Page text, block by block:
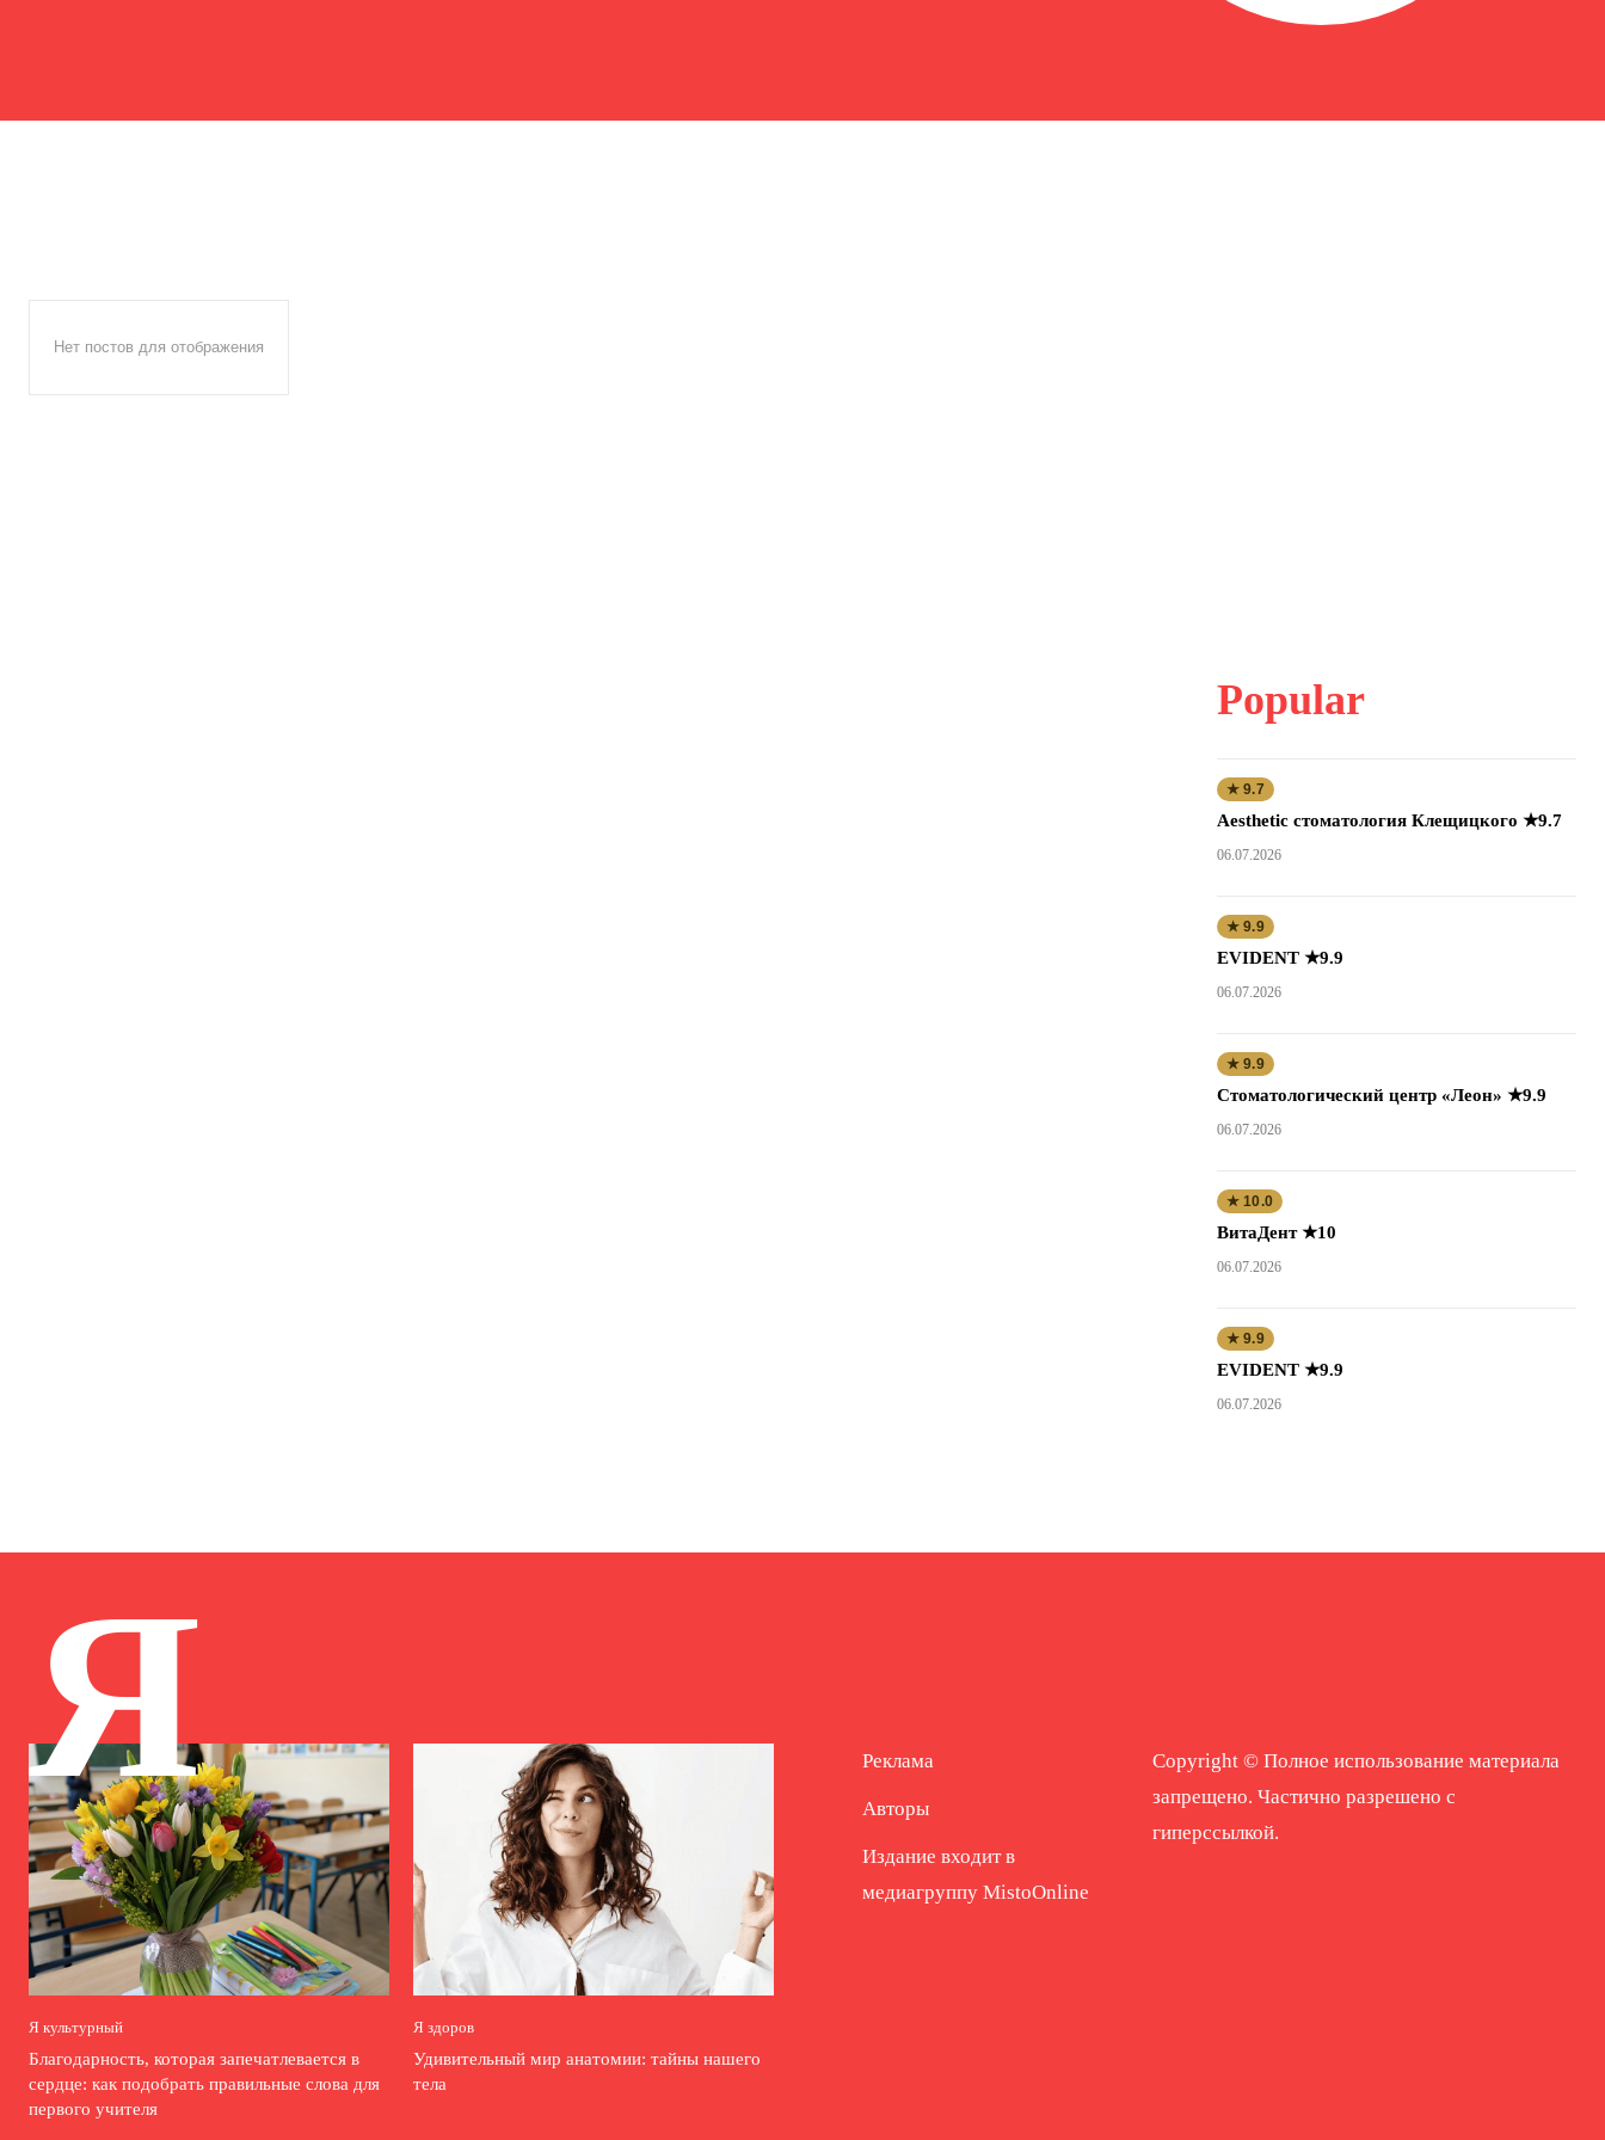
Нет постов для отображения
Popular
★ 9.7
Aesthetic стоматология Клещицкого ★9.7
06.07.2026
★ 9.9
EVIDENT ★9.9
06.07.2026
★ 9.9
Стоматологический центр «Леон» ★9.9
06.07.2026
★ 10.0
ВитаДент ★10
06.07.2026
★ 9.9
EVIDENT ★9.9
06.07.2026
Я
Я культурный
Благодарность, которая запечатлевается в
сердце: как подобрать правильные слова для
первого учителя
Я здоров
Удивительный мир анатомии: тайны нашего
тела
Реклама
Авторы
Издание входит в
медиагруппу MistoOnline
Copyright © Полное использование материала
запрещено. Частично разрешено с
гиперссылкой.